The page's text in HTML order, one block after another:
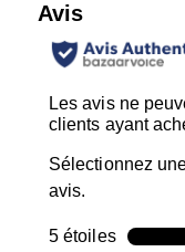
Avis
Les avis ne
clients ayant
Sélectionnez
avis.
5 étoilesétoiles